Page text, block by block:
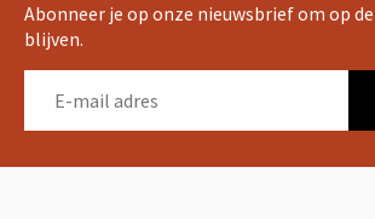
Abonneer je op onze nieuwsbrief om op
blijven.